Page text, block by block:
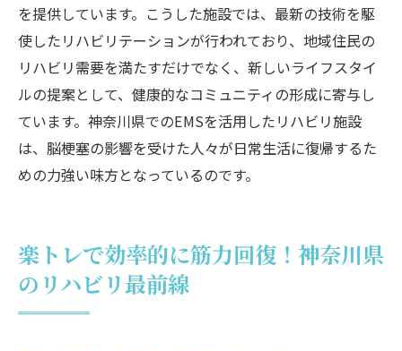
を提供しています。こうした施設では、最新の技術を駆
使したリハビリテーションが行われており、地域住民の
リハビリ需要を満たすだけでなく、新しいライフスタイ
ルの提案として、健康的なコミュニティの形成に寄与し
ています。神奈川県でのEMSを活用したリハビリ施設
は、脳梗塞の影響を受けた人々が日常生活に復帰するた
めの力強い味方となっているのです。
楽トレで効率的に筋力回復！神奈川県
のリハビリ最前線